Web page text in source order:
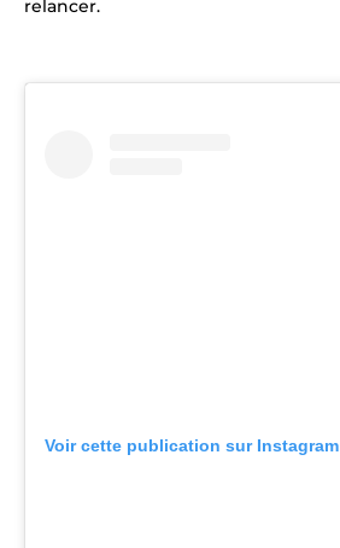
relancer.
Voir cette publication sur Instagram